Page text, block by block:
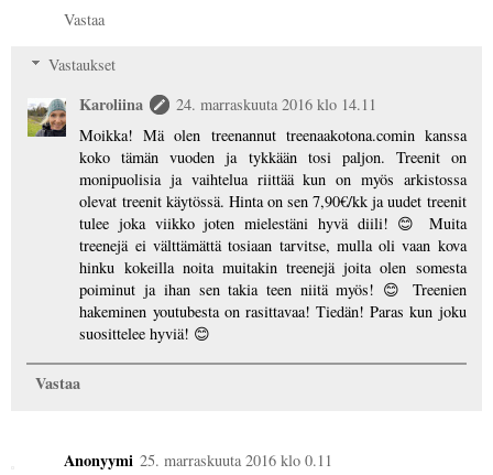
Vastaa
Vastaukset
Karoliina
24. marraskuuta 2016 klo 14.11
Moikka! Mä olen treenannut treenaakotona.comin kanssa
koko tämän vuoden ja tykkään tosi paljon. Treenit on
monipuolisia ja vaihtelua riittää kun on myös arkistossa
olevat treenit käytössä. Hinta on sen 7,90€/kk ja uudet treenit
tulee joka viikko joten mielestäni hyvä diili! 😊 Muita
treenejä ei välttämättä tosiaan tarvitse, mulla oli vaan kova
hinku kokeilla noita muitakin treenejä joita olen somesta
poiminut ja ihan sen takia teen niitä myös! 😊 Treenien
hakeminen youtubesta on rasittavaa! Tiedän! Paras kun joku
suosittelee hyviä! 😊
Vastaa
Anonyymi 25. marraskuuta 2016 klo 0.11